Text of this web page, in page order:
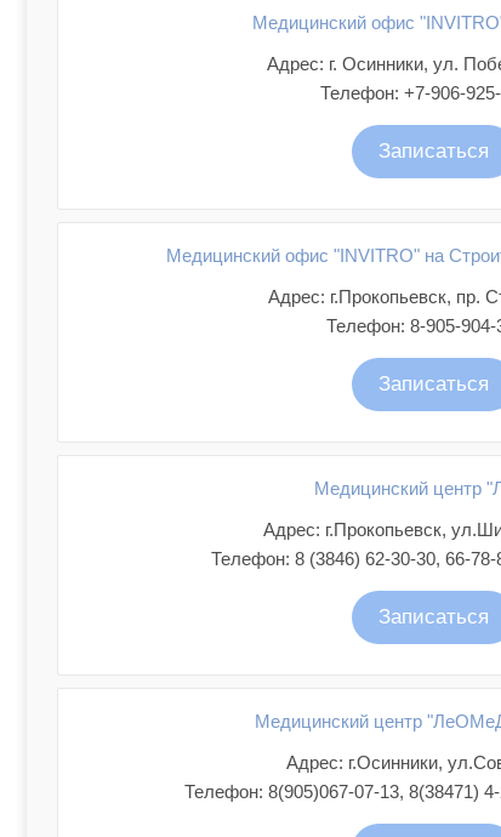
Медицинский офис
Адрес: г. Осинники, ул.
Телефон: +7-906-
Записаться
Медицинский офис "INVITRO" на
Адрес: г.Прокопьевск, пр.
Телефон: 8-905-904-
Записаться
Медицинский центр
Адрес: г.Прокопьевск,
Телефон: 8 (3846) 62-30-30, 66-78-
Записаться
Медицинский центр
Адрес: г.Осинники,
Телефон: 8(905)067-07-13, 8(38471)